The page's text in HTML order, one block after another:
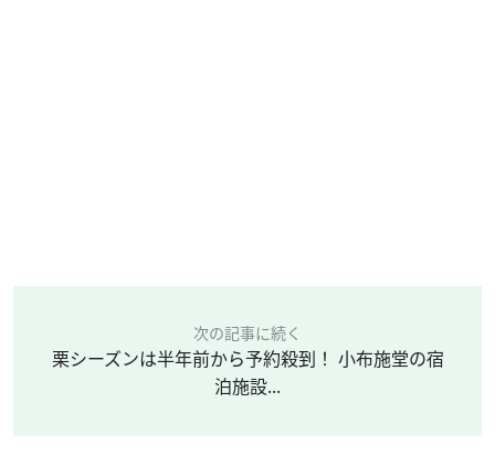
次の記事に続く
栗シーズンは半年前から予約殺到！ 小布施堂の宿
泊施設...